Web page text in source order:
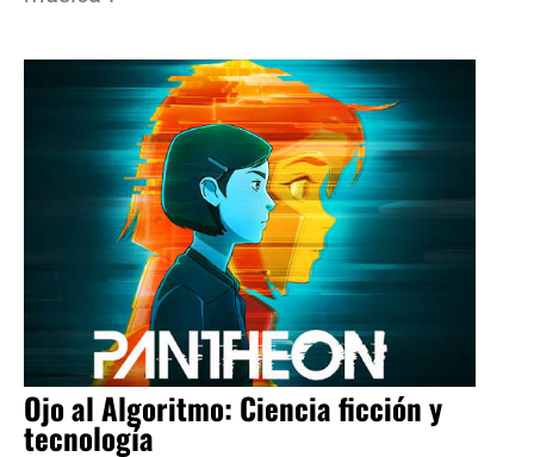
Ojo al Algoritmo: Ciencia ficción y
tecnología